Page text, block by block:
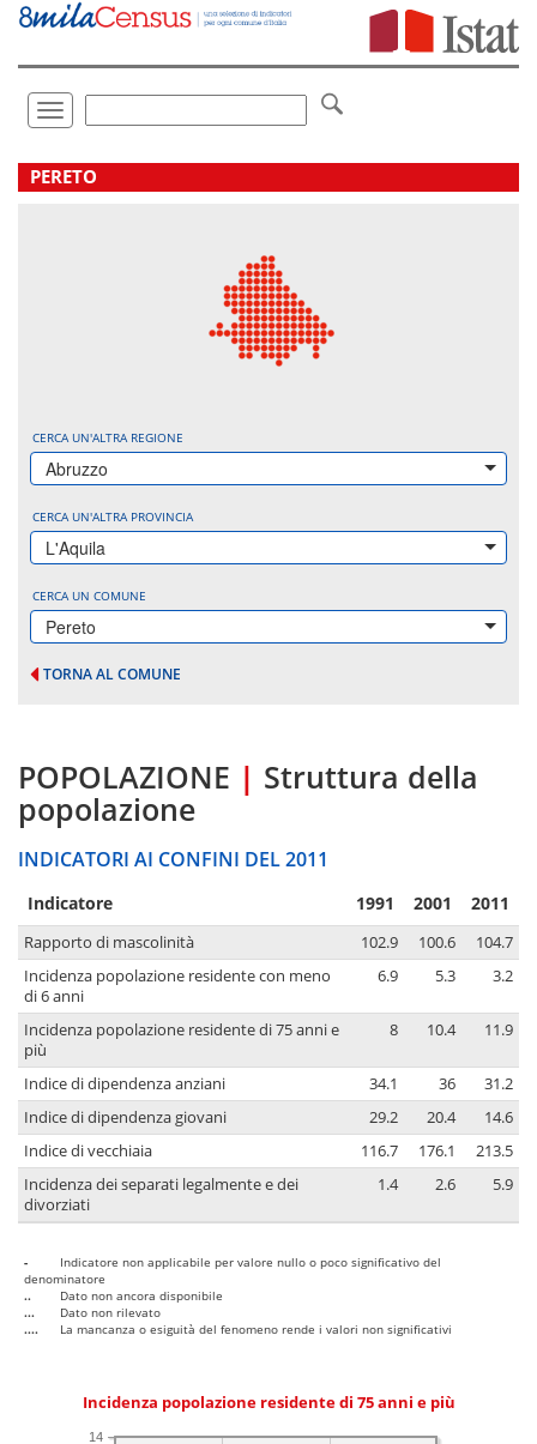
Vai
direttamente
Toggle
navigation
.
PERETO
CERCA UN'ALTRA REGIONE
Abruzzo
CERCA UN'ALTRA PROVINCIA
L'Aquila
CERCA UN COMUNE
Pereto
TORNA AL COMUNE
POPOLAZIONE | Struttura della
popolazione
INDICATORI AI CONFINI DEL 2011
Indicatore 1991 2001 2011
Rapporto di mascolinità 102.9 100.6
104.7
Incidenza popolazione residente con meno
di 6 anni
6.9 5.3 3.2
Incidenza popolazione residente di 75 anni e
più
8 10.4 11.9
Indice di dipendenza anziani 34.1 36
31.2
Indice di dipendenza giovani
29.2 20.4
14.6
Indice di vecchiaia
116.7 176.1
213.5
Incidenza dei separati legalmente e dei
divorziati
1.4 2.6 5.9
-
Indicatore non applicabile per valore nullo o poco significativo del
denominatore
..
Dato non ancora disponibile
...
Dato non rilevato
....
La mancanza o esiguità del fenomeno rende i valori non significativi
Incidenza popolazione residente di 75 anni e più
14